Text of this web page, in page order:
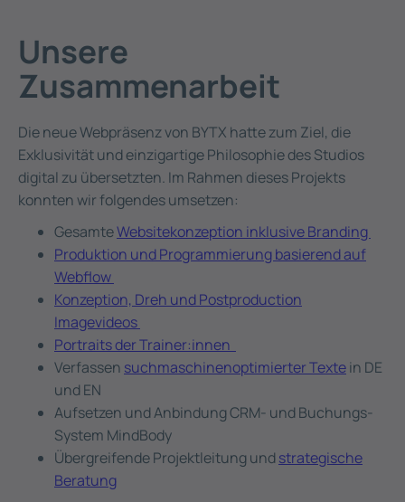
Unsere
Zusammenarbeit
Die neue Webpräsenz von BYTX hatte zum Ziel, die
Exklusivität und einzigartige Philosophie des Studios
digital zu übersetzten. Im Rahmen dieses Projekts
konnten wir folgendes umsetzen:
GesamteWebsitekonzeption inklusive Branding
Produktion und Programmierung basierend auf
Webflow
Konzeption, Dreh und Postproduction
Imagevideos
Portraits der Trainer:innen
Verfassen suchmaschinenoptimierter Textein DE
und EN
Aufsetzen und Anbindung CRM- und Buchungs-
System MindBody
Übergreifende Projektleitung undstrategische
Beratung